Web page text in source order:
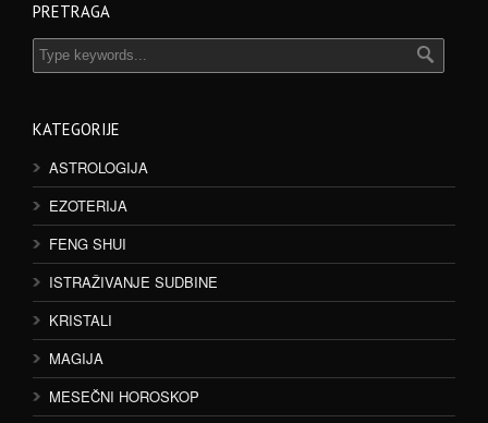
PRETRAGA
KATEGORIJE
ASTROLOGIJA
EZOTERIJA
FENG SHUI
ISTRAŽIVANJE SUDBINE
KRISTALI
MAGIJA
MESEČNI HOROSKOP